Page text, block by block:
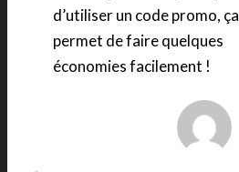
d’utiliser un code promo, ça
permet de faire quelques
économies facilement !